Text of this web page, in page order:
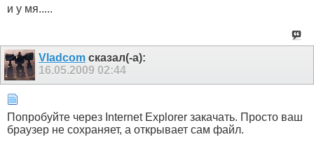
и у мя.....
Vladcom сказал(-а):
16.05.2009 02:44
Попробуйте через Internet Explorer закачать. Просто ваш
браузер не сохраняет, а открывает сам файл.